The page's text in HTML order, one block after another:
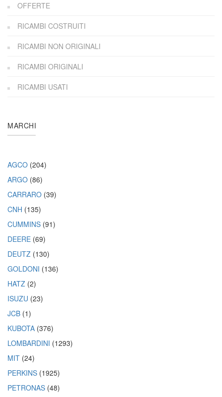
OFFERTE
RICAMBI COSTRUITI
RICAMBI NON ORIGINALI
RICAMBI ORIGINALI
RICAMBI USATI
MARCHI
AGCO (204)
ARGO (86)
CARRARO (39)
CNH (135)
CUMMINS (91)
DEERE (69)
DEUTZ (130)
GOLDONI (136)
HATZ (2)
ISUZU (23)
JCB (1)
KUBOTA (376)
LOMBARDINI (1293)
MIT (24)
PERKINS (1925)
PETRONAS (48)